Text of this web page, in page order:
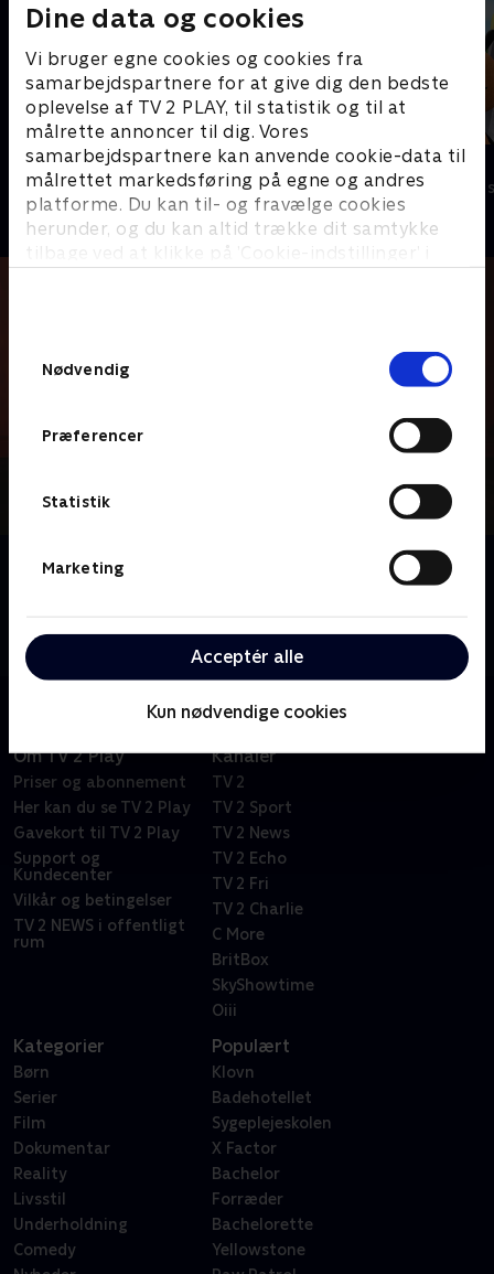
Dine data og cookies
Vi bruger egne cookies og cookies fra
samarbejdspartnere for at give dig den bedste
oplevelse af TV 2 PLAY, til statistik og til at
målrette annoncer til dig. Vores
samarbejdspartnere kan anvende cookie-data til
målrettet markedsføring på egne og andres
platforme. Du kan til- og fravælge cookies
herunder, og du kan altid trække dit samtykke
tilbage ved at klikke på ’Cookie-indstillinger’ i
Nødvendig
Præferencer
Statistik
Marketing
Acceptér alle
Kun nødvendige cookies
Brandmand Sam
Børneserier • 1 sæsoner
Bing
Børneserier • 4
Om Backyardigans
En halv times animations-show, hvor vi synger og
eventyret ind i deres egen baghave.
Om TV 2 Play
Priser og abonnement
Her kan du se TV 2 Play
Gavekort til TV 2 Play
Support og
Kundecenter
Vilkår og betingelser
TV 2 NEWS i offentligt
rum
Kanaler
TV 2
TV 2 Sport
TV 2 News
TV 2 Echo
TV 2 Fri
TV 2 Charlie
C More
BritBox
SkyShowtime
Oiii
Kategorier
Børn
Serier
Film
Dokumentar
Reality
Livsstil
Underholdning
Comedy
Populært
Klovn
Badehotellet
Sygeplejeskolen
X Factor
Bachelor
Forræder
Bachelorette
Yellowstone